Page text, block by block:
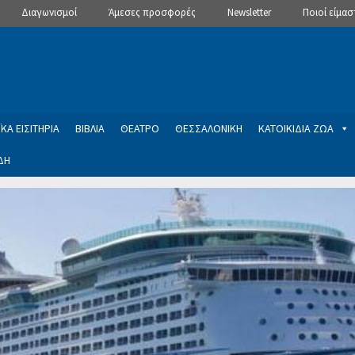
Διαγωνισμοί Άμεσες προσφορές Newsletter Ποιοί
ΕΙΣΙΤΗΡΙΑ ΒΙΒΛΙΑ ΘΕΑΤΡΟ ΘΕΣΣΑΛΟΝΙΚΗ ΚΑΤΟΙΚΙΔΙΑ ΖΩΑ
Newsletter
εγγραφής στο Newsletter του Dealistas.grΕπικοινωνία